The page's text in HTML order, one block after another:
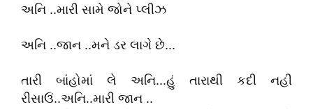
અનિ ..મારી સામે જોને પ્લીઝ
અનિ ..જાન ..મને ડર લાગે છે...
તારી બાંહોમાં લે અનિ...હું તારાથી કદી નહી
રીસાઉં..અનિ..મારી જાન ..